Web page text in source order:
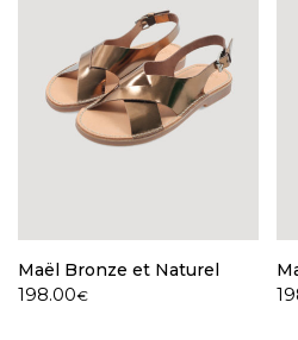
Maël Bronze et Naturel
198.00€